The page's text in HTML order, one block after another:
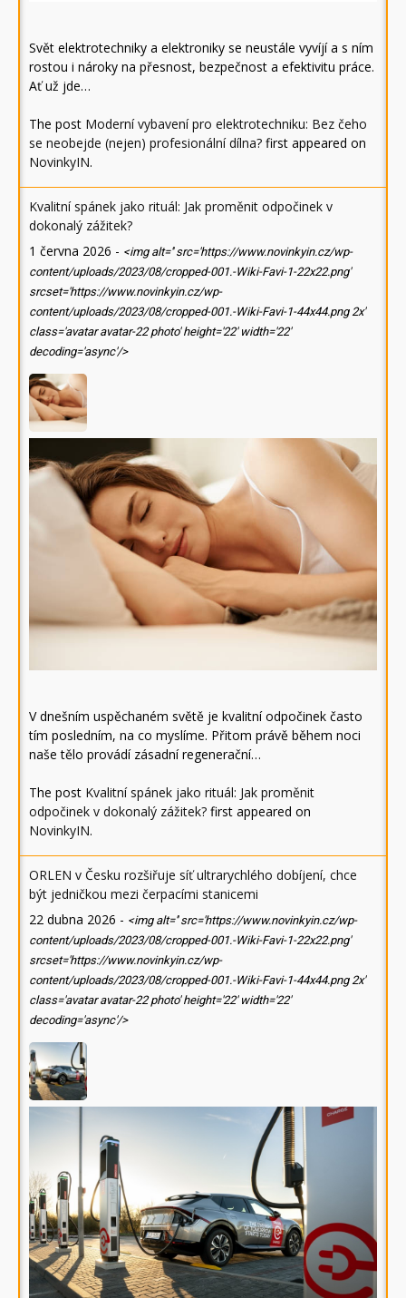
Svět elektrotechniky a elektroniky se neustále vyvíjí a s ním
rostou i nároky na přesnost, bezpečnost a efektivitu práce.
Ať už jde…
The post Moderní vybavení pro elektrotechniku: Bez čeho
se neobejde (nejen) profesionální dílna? first appeared on
NovinkyIN.
Kvalitní spánek jako rituál: Jak proměnit odpočinek v
dokonalý zážitek?
1 června 2026 - <img alt='' src='https://www.novinkyin.cz/wp-
content/uploads/2023/08/cropped-001.-Wiki-Favi-1-22x22.png'
srcset='https://www.novinkyin.cz/wp-
content/uploads/2023/08/cropped-001.-Wiki-Favi-1-44x44.png 2x'
class='avatar avatar-22 photo' height='22' width='22'
decoding='async'/>
V dnešním uspěchaném světě je kvalitní odpočinek často
tím posledním, na co myslíme. Přitom právě během noci
naše tělo provádí zásadní regenerační…
The post Kvalitní spánek jako rituál: Jak proměnit
odpočinek v dokonalý zážitek? first appeared on
NovinkyIN.
ORLEN v Česku rozšiřuje síť ultrarychlého dobíjení, chce
být jedničkou mezi čerpacími stanicemi
22 dubna 2026 - <img alt='' src='https://www.novinkyin.cz/wp-
content/uploads/2023/08/cropped-001.-Wiki-Favi-1-22x22.png'
srcset='https://www.novinkyin.cz/wp-
content/uploads/2023/08/cropped-001.-Wiki-Favi-1-44x44.png 2x'
class='avatar avatar-22 photo' height='22' width='22'
decoding='async'/>